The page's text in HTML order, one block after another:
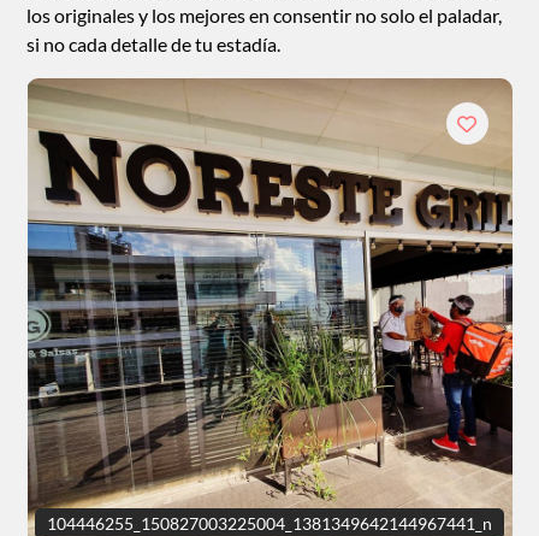
104446255_150827003225004_1381349642144967441_n
los originales y los mejores en consentir no solo el paladar,
si no cada detalle de tu estadía.